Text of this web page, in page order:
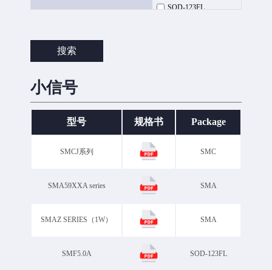
SOD-123FL
SOT-323
SOT-363
搜索
小信号
型号 规格书 Package
SMCJ系列 SMC
SMA59XXA series SMA
SMAZ SERIES（1W） SMA
SMF5.0A SOD-123FL